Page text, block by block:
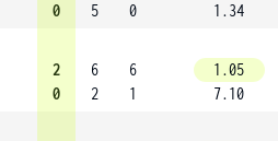
0
5
0
1.34
2
0
6
2
6
1
1.05
7.10